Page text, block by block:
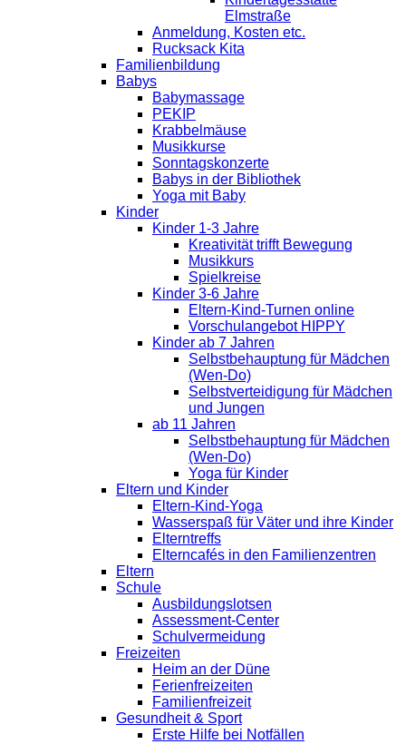
Elmstraße
Anmeldung, Kosten etc.
Rucksack Kita
Familienbildung
Babys
Babymassage
PEKIP
Krabbelmäuse
Musikkurse
Sonntagskonzerte
Babys in der Bibliothek
Yoga mit Baby
Kinder
Kinder 1-3 Jahre
Kreativität trifft Bewegung
Musikkurs
Spielkreise
Kinder 3-6 Jahre
Eltern-Kind-Turnen online
Vorschulangebot HIPPY
Kinder ab 7 Jahren
Selbstbehauptung für Mädchen
(Wen-Do)
Selbstverteidigung für Mädchen
und Jungen
ab 11 Jahren
Selbstbehauptung für Mädchen
(Wen-Do)
Yoga für Kinder
Eltern und Kinder
Eltern-Kind-Yoga
Wasserspaß für Väter und ihre Kinder
Elterntreffs
Elterncafés in den Familienzentren
Eltern
Schule
Ausbildungslotsen
Assessment-Center
Schulvermeidung
Freizeiten
Heim an der Düne
Ferienfreizeiten
Familienfreizeit
Gesundheit & Sport
Erste Hilfe bei Notfällen